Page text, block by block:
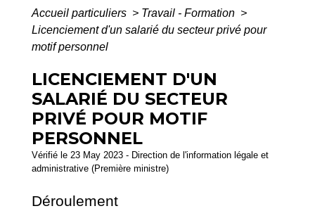
Accueil particuliers > Travail - Formation >
Licenciement d'un salarié du secteur privé pour
motif personnel
LICENCIEMENT D'UN
SALARIÉ DU SECTEUR
PRIVÉ POUR MOTIF
PERSONNEL
Vérifié le 23 May 2023 - Direction de l'information légale et
administrative (Première ministre)
Déroulement